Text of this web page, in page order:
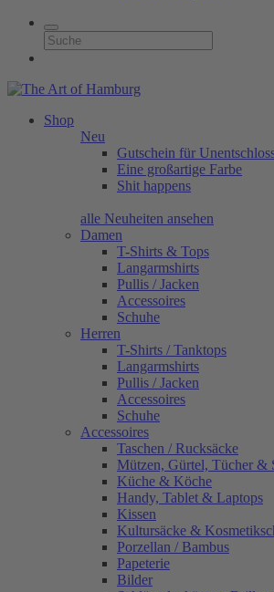
Shop
Neu
Gutschein für
Eine großartige Farbe
Shit happens
alle Neuheiten ansehen
Damen
T-Shirts & Tops
Langarmshirts
Pullis / Jacken
Accessoires
Schuhe
Herren
T-Shirts / Tanktops
Langarmshirts
Pullis / Jacken
Accessoires
Schuhe
Accessoires
Taschen / Rucksäcke
Mützen, Gürtel, Tücher &
Küche & Köche
Handy, Tablet & Laptops
Kissen
Kultursäcke &
Porzellan / Bambus
Papeterie
Bilder